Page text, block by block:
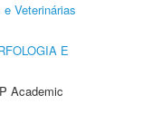
Veterinárias
E
Academic